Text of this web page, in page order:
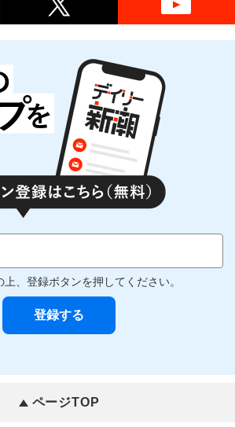
上、登録ボタンを押してください。
ページTOP